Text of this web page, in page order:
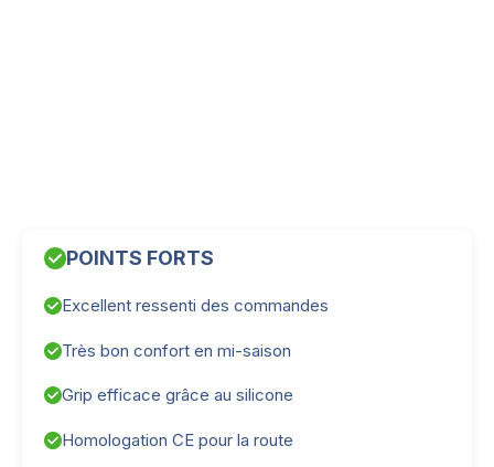
POINTS FORTS
Excellent ressenti des commandes
Très bon confort en mi-saison
Grip efficace grâce au silicone
Homologation CE pour la route